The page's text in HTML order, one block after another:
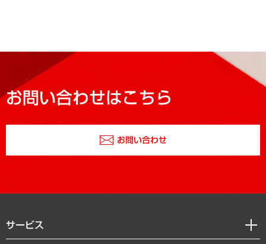
お問い合わせはこちら
お問い合わせ
サービス